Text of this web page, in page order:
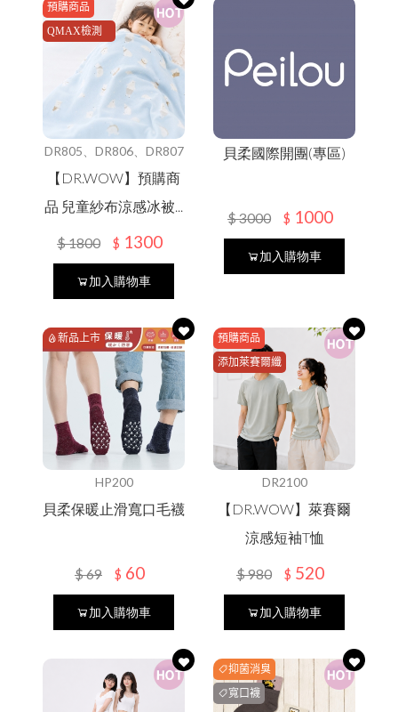
新品上市
預購商品
夏日防曬
涼感寢具
涼感衣/褲
防曬外套
袖套/手套
防曬裙
本月人氣王
WOMEN女
夏季衣褲
冬季衣褲
抗暑配件
防寒配件
MEN男
夏季衣褲
冬季衣褲
抗暑配件
防寒配件
KIDS幼童
女內衣褲
男內衣褲
配件
SOCK襪子專區吸汗/涼感透氣
抑菌消臭
膠原蛋白
五趾襪
保暖抗寒
居家用品 涼感寢具
毛巾
小方巾
乾髮帽
保健護具
貝柔
秋冬防寒
圍巾
毛帽
保暖衣褲
保暖手套
保暖襪類
新春特賣
貝柔國際
品牌故事
商品常見問題
購物常見問題
會員常見問題
售後服務問題
活動參加辦法
購物流程
會員需知
售後服務
常見問題
隱私權保護
免責聲明
預購商品
QMAX檢測
DR805、DR806、DR807
【DR.WOW】預購商
品 兒童紗布涼感冰被...
$1800 $ 1300
加入購物車
貝柔國際開團(專區)
$3000 $ 1000
加入購物車
新品上市
HP200
貝柔保暖止滑寬口毛襪
$69 $ 60
加入購物車
預購商品
添加萊賽爾纖
DR2100
【DR.WOW】萊賽爾
涼感短袖T恤
$980 $ 520
加入購物車
抑菌消臭
寬口襪